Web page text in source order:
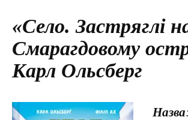
«Село. Застряглі
Смарагдовому
Карл Ольсберг
Назва